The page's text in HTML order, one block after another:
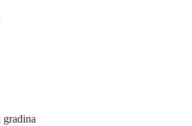
gradina